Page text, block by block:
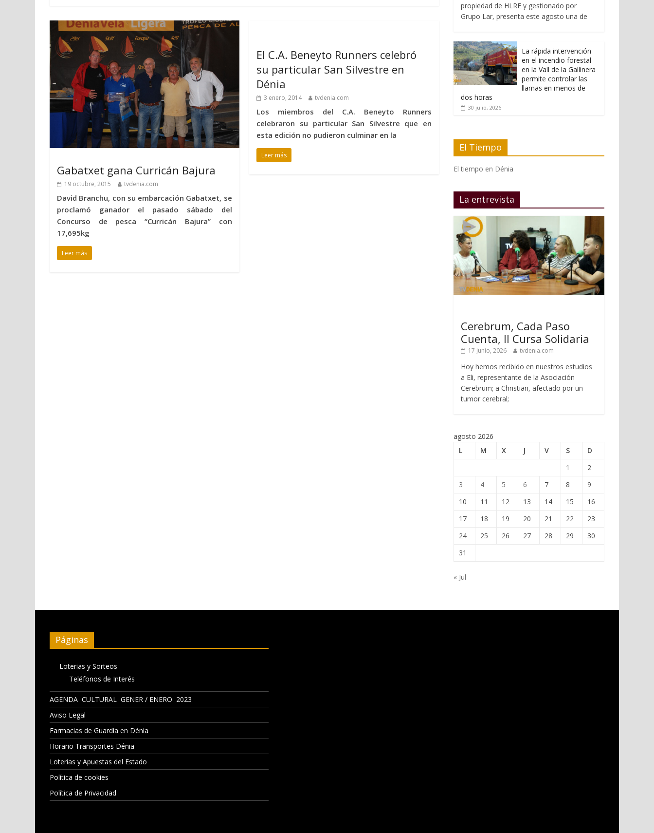
Gabatxet gana Curricán Bajura
19 octubre, 2015 tvdenia.com
David Branchu, con su embarcación Gabatxet, se
proclamó ganador el pasado sábado del
Concurso de pesca “Curricán Bajura” con
17,695kg
Leer más
El C.A. Beneyto Runners celebró
su particular San Silvestre en
Dénia
3 enero, 2014 tvdenia.com
Los miembros del C.A. Beneyto Runners
celebraron su particular San Silvestre que en
esta edición no pudieron culminar en la
Leer más
propiedad de HLRE y gestionado por
Grupo Lar, presenta este agosto una de
La rápida intervención
en el incendio forestal
en la Vall de la Gallinera
permite controlar las
llamas en menos de
dos horas
30 julio, 2026
El Tiempo
El tiempo en Dénia
La entrevista
Cerebrum, Cada Paso
Cuenta, II Cursa Solidaria
17 junio, 2026 tvdenia.com
Hoy hemos recibido en nuestros estudios
a Eli, representante de la Asociación
Cerebrum; a Christian, afectado por un
tumor cerebral;
agosto 2026
L
M X J V S
D
1
2
3
4 5 6 7 8
9
10
11 12 13 14 15
16
17
18 19 20 21 22
23
24
25 26 27 28 29
30
31
« Jul
Páginas
Loterias y Sorteos
Teléfonos de Interés
AGENDA CULTURAL GENER / ENERO 2023
Aviso Legal
Farmacias de Guardia en Dénia
Horario Transportes Dénia
Loterias y Apuestas del Estado
Política de cookies
Política de Privacidad